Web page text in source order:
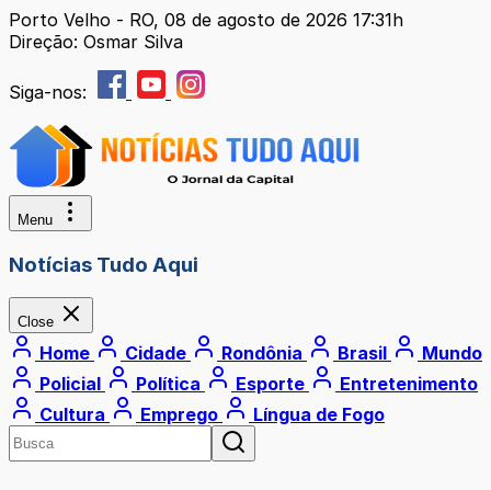
Porto Velho - RO, 08 de agosto de 2026 17:31h
Direção: Osmar Silva
Siga-nos:
Menu
Notícias Tudo Aqui
Close
Home Cidade Rondônia Brasil
Mundo
Policial
Política Esporte
Entretenimento
Cultura
Emprego Língua de Fogo